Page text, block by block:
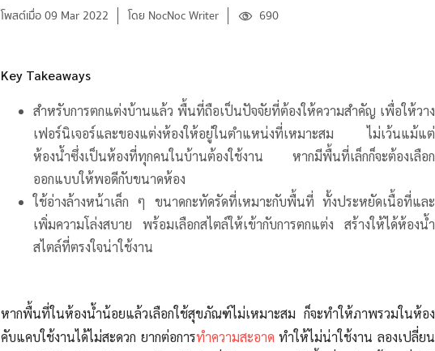
โพสต์เมื่อ 09 Mar 2022 โดย NocNoc Writer 690
Key Takeaways
สำหรับการตกแต่งบ้านแล้ว พื้นที่ถือเป็นปัจจัยที่ต้องให้ความสำคัญ เพื่อให้วาง
เฟอร์นิเจอร์และของแต่งห้องให้อยู่ในตำแหน่งที่เหมาะสม ไม่เว้นแม้แต่
ห้องน้ำซึ่งเป็นห้องที่ทุกคนในบ้านต้องใช้งาน หากมีพื้นที่เล็กก็จะต้องเลือก
ออกแบบให้พอดีกับขนาดห้อง
ใช้อ่างล้างหน้าเล็ก ๆ ขนาดกะทัดรัดที่เหมาะกับพื้นที่ ทั้งประหยัดเนื้อที่และ
เพิ่มความโล่งสบาย พร้อมเลือกสไตล์ให้เข้ากับการตกแต่ง สร้างให้ได้ห้องน้ำ
สไตล์ที่ตรงใจน่าใช้งาน
หากพื้นที่ในห้องน้ำน้อยแล้วเลือกใช้สุขภัณฑ์ไม่เหมาะสม ก็จะทำให้ภาพรวมในห้อง
คับแคบใช้งานได้ไม่สะดวก ยากต่อการทำความสะอาด ทำให้ไม่น่าใช้งาน ลองเปลี่ยน